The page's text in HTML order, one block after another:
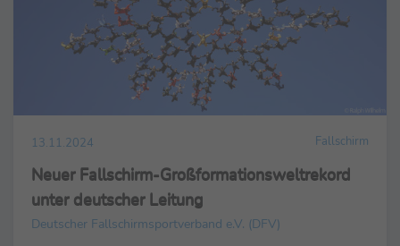
13.11.2024 Fallschirm
Neuer Fallschirm-Großformationsweltrekord
unter deutscher Leitung
Deutscher Fallschirmsportverband e.V. (DFV)